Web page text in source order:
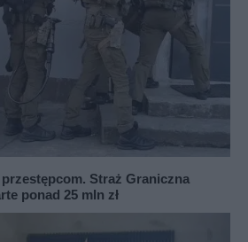
przestępcom. Straż Graniczna
ponad 25 mln zł